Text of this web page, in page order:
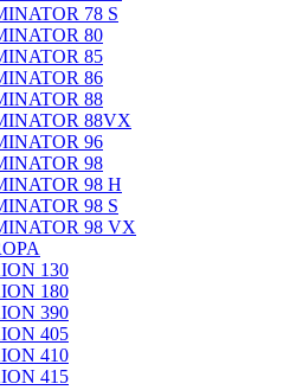
78 S
80
85
86
88
88VX
96
98
98 H
98 S
98 VX
130
180
390
405
410
415